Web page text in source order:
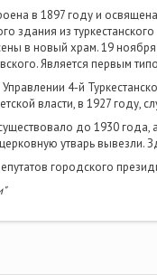
в 1897 году и
здания из
в новый храм. 19
Является первым
4-й
власти, в 1927 году,
до 1930
утварь вывезли.
городского